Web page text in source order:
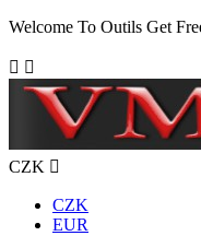
Welcome To Outils Get
 
CZK 
CZK
EUR